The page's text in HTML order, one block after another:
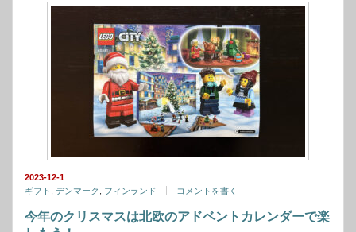
2023-12-1
ギフト
デンマーク フィンランド コメントを書く
今年のクリスマスは北欧のアドベントカレンダーで楽